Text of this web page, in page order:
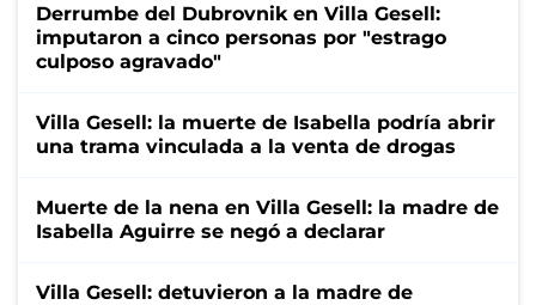
Derrumbe del Dubrovnik en Villa Gesell:
imputaron a cinco personas por "estrago
culposo agravado"
Villa Gesell: la muerte de Isabella podría abrir
una trama vinculada a la venta de drogas
Muerte de la nena en Villa Gesell: la madre de
Isabella Aguirre se negó a declarar
Villa Gesell: detuvieron a la madre de